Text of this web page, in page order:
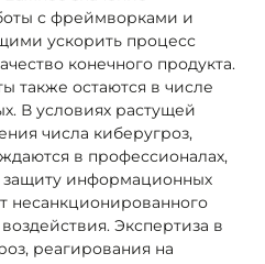
с фреймворками и
ускорить процесс
конечного продукта.
также остаются в числе
В условиях растущей
числа киберугроз,
в профессионалах,
защиту информационных
несанкционированного
Экспертиза в
реагирования на